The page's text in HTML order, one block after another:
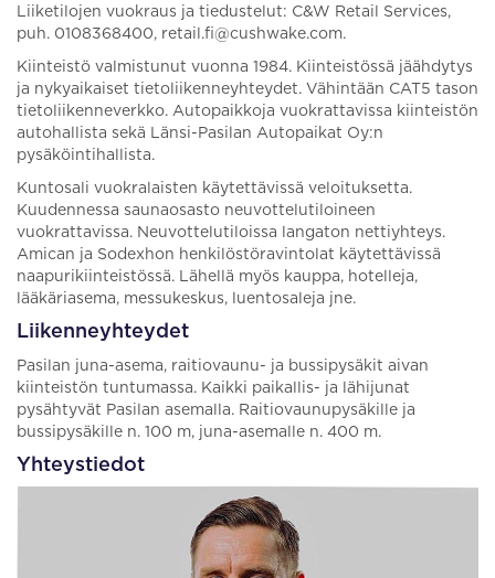
Liiketilojen vuokraus ja tiedustelut: C&W Retail Services,
puh. 0108368400, retail.fi@cushwake.com.
Kiinteistö valmistunut vuonna 1984. Kiinteistössä jäähdytys
ja nykyaikaiset tietoliikenneyhteydet. Vähintään CAT5 tason
tietoliikenneverkko. Autopaikkoja vuokrattavissa kiinteistön
autohallista sekä Länsi-Pasilan Autopaikat Oy:n
pysäköintihallista.
Kuntosali vuokralaisten käytettävissä veloituksetta.
Kuudennessa saunaosasto neuvottelutiloineen
vuokrattavissa. Neuvottelutiloissa langaton nettiyhteys.
Amican ja Sodexhon henkilöstöravintolat käytettävissä
naapurikiinteistössä. Lähellä myös kauppa, hotelleja,
lääkäriasema, messukeskus, luentosaleja jne.
Liikenneyhteydet
Pasilan juna-asema, raitiovaunu- ja bussipysäkit aivan
kiinteistön tuntumassa. Kaikki paikallis- ja lähijunat
pysähtyvät Pasilan asemalla. Raitiovaunupysäkille ja
bussipysäkille n. 100 m, juna-asemalle n. 400 m.
Yhteystiedot